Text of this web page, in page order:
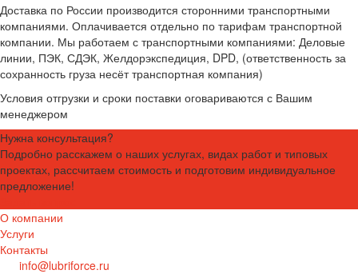
Доставка по России производится сторонними транспортными
компаниями. Оплачивается отдельно по тарифам транспортной
компании. Мы работаем с транспортными компаниями: Деловые
линии, ПЭК, СДЭК, Желдорэкспедиция, DPD, (ответственность за
сохранность груза несёт транспортная компания)
Условия отгрузки и сроки поставки оговариваются с Вашим
менеджером
Нужна консультация?
Подробно расскажем о наших услугах, видах работ и типовых
проектах, рассчитаем стоимость и подготовим индивидуальное
предложение!
О компании
Услуги
Контакты
info@lubriforce.ru